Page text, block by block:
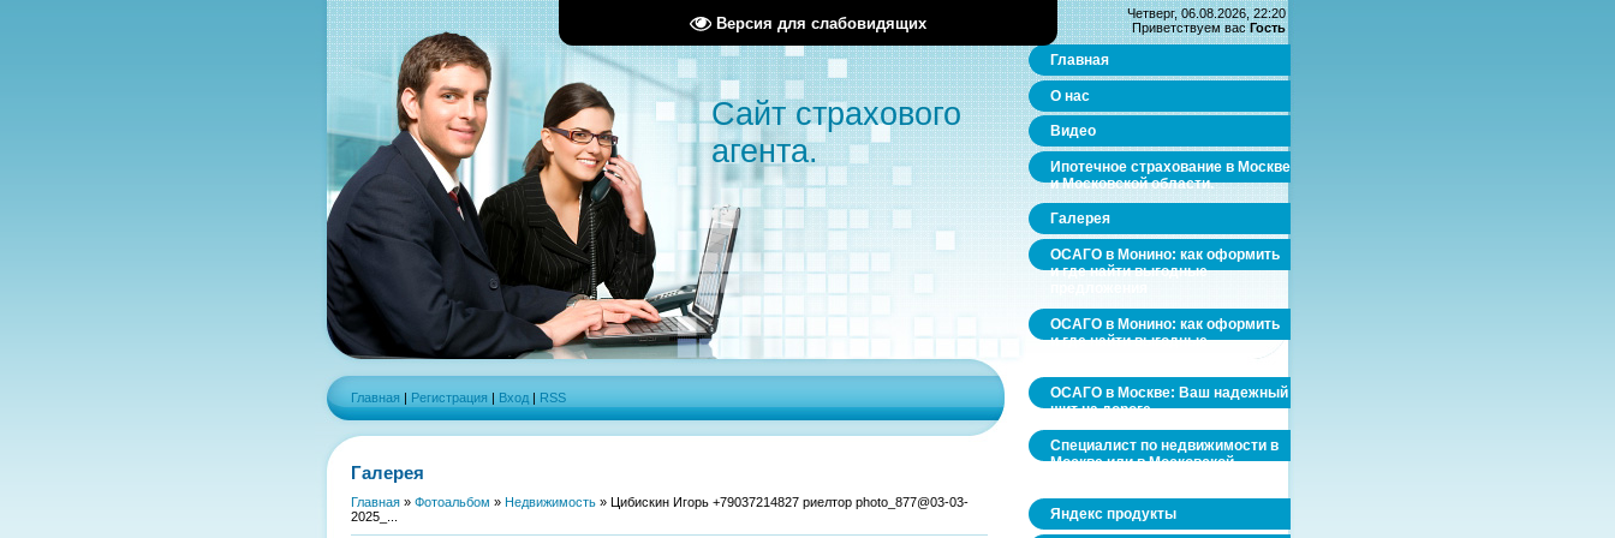
Версия для слабовидящих
Сайт страхового
агента.
Главная | Регистрация | Вход | RSS
Галерея
Главная » Фотоальбом » Недвижимость » Цибискин Игорь +79037214827 риелтор photo_877@03-03-
2025_...
Четверг, 06.08.2026, 22:20
Приветствуем вас Гость
Главная
О нас
Видео
Ипотечное страхование в Москве
и Московской области.
Галерея
ОСАГО в Монино: как оформить
и где найти выгодные
ОСАГО в Монино: как оформить
и где найти выгодные
ОСАГО в Москве: Ваш надежный
щит на дороге
Специалист по недвижимости в
Москве или в Московской
Яндекс продукты